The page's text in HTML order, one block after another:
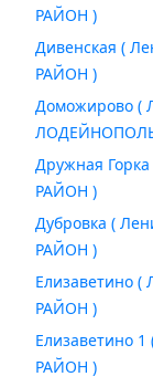
РАЙОН )
Дивенская (
РАЙОН )
Доможирово (
Дружная
РАЙОН )
Дубровка (
РАЙОН )
Елизаветино
РАЙОН )
Елизаветино
РАЙОН )